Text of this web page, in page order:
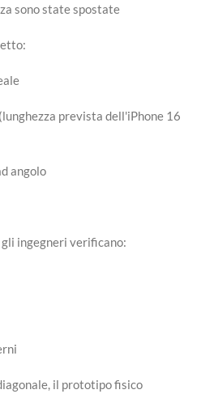
sono state spostate
prevista dell'iPhone 16
angolo
gli ingegneri verificano:
il prototipo fisico